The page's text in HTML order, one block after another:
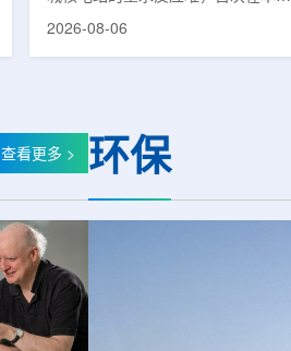
生产用于癌症治疗的放射性同位素
元化的供应链并缩短运输时间。此次
计划的首要目标是实现镥-177的商业
后，韩国水力原子力还将扩大生产范
围至钴...
2026-08-06
查看更多 > 环保